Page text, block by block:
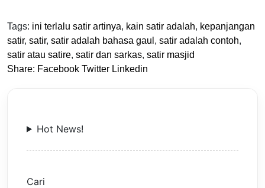
Tags: ini terlalu satir artinya, kain satir adalah, kepanjangan
satir, satir, satir adalah bahasa gaul , satir adalah contoh,
satir atau satire, satir dan sarkas, satir masjid
Share: Facebook Twitter Linkedin
Hot News!
Cari